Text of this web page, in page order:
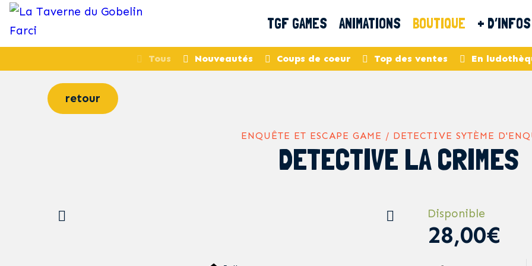
TGF GAMES ANIMATIONS BOUTIQUE + D’INFOS
Tous Nouveautés Coups de coeur Top des ventes En
retour
ENQUÊTE ET ESCAPE GAME / DETECTIVE SYTÈME
DETECTIVE LA CRIMES
Disponible
28,00€